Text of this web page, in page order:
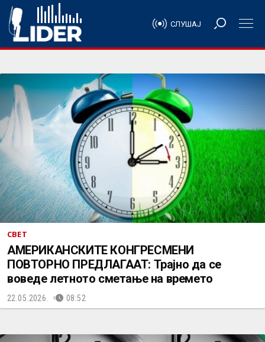
СЛУШАЈ
СВЕТ
АМЕРИКАНСКИТЕ КОНГРЕСМЕНИ
ПОВТОРНО ПРЕДЛАГААТ: Трајно да се
воведе летното сметање на времето
22.05.2026. 08:52